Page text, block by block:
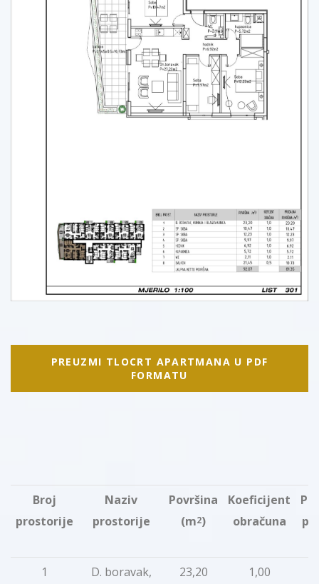
PREUZMI TLOCRT APARTMANA U PDF
FORMATU
Broj
prostorije
Naziv
prostorije
Površina
(m2)
Koeficijent
obračuna
1
D. boravak,
23,20 1,00